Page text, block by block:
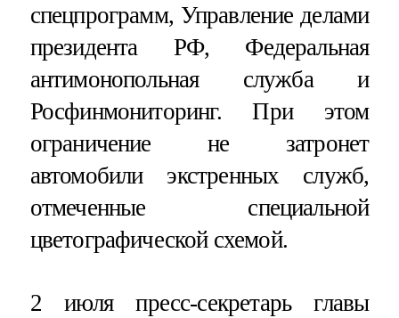
спецпрограмм, Управление делами
президента РФ, Федеральная
антимонопольная служба и
Росфинмониторинг. При этом
ограничение не затронет
автомобили экстренных служб,
отмеченные специальной
цветографической схемой.
2 июля пресс-секретарь главы